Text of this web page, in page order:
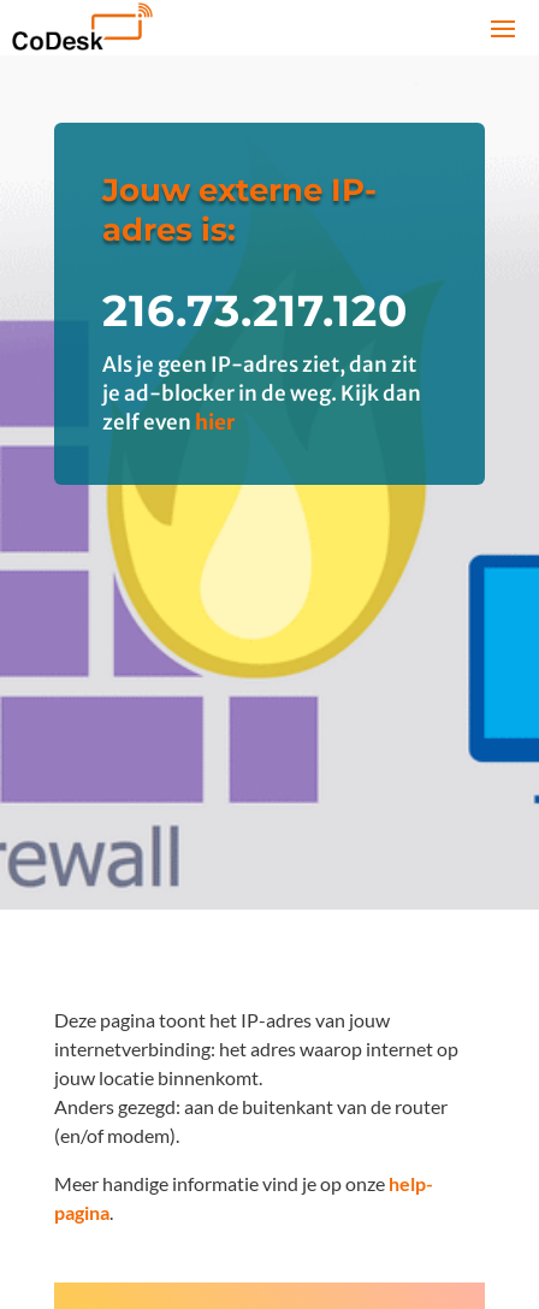
Jouw externe IP-
adres is:
216.73.217.120
Als je geen IP-adres ziet, dan zit
je ad-blocker in de weg. Kijk dan
zelf even hier
Deze pagina toont het IP-adres van jouw
internetverbinding: het adres waarop internet op
jouw locatie binnenkomt.
Anders gezegd: aan de buitenkant van de router
(en/of modem).
Meer handige informatie vind je op onze help-
pagina.